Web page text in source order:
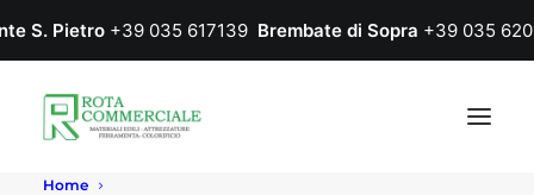
S. Pietro +39 035 617139 Brembate di Sopra +39 035
Home